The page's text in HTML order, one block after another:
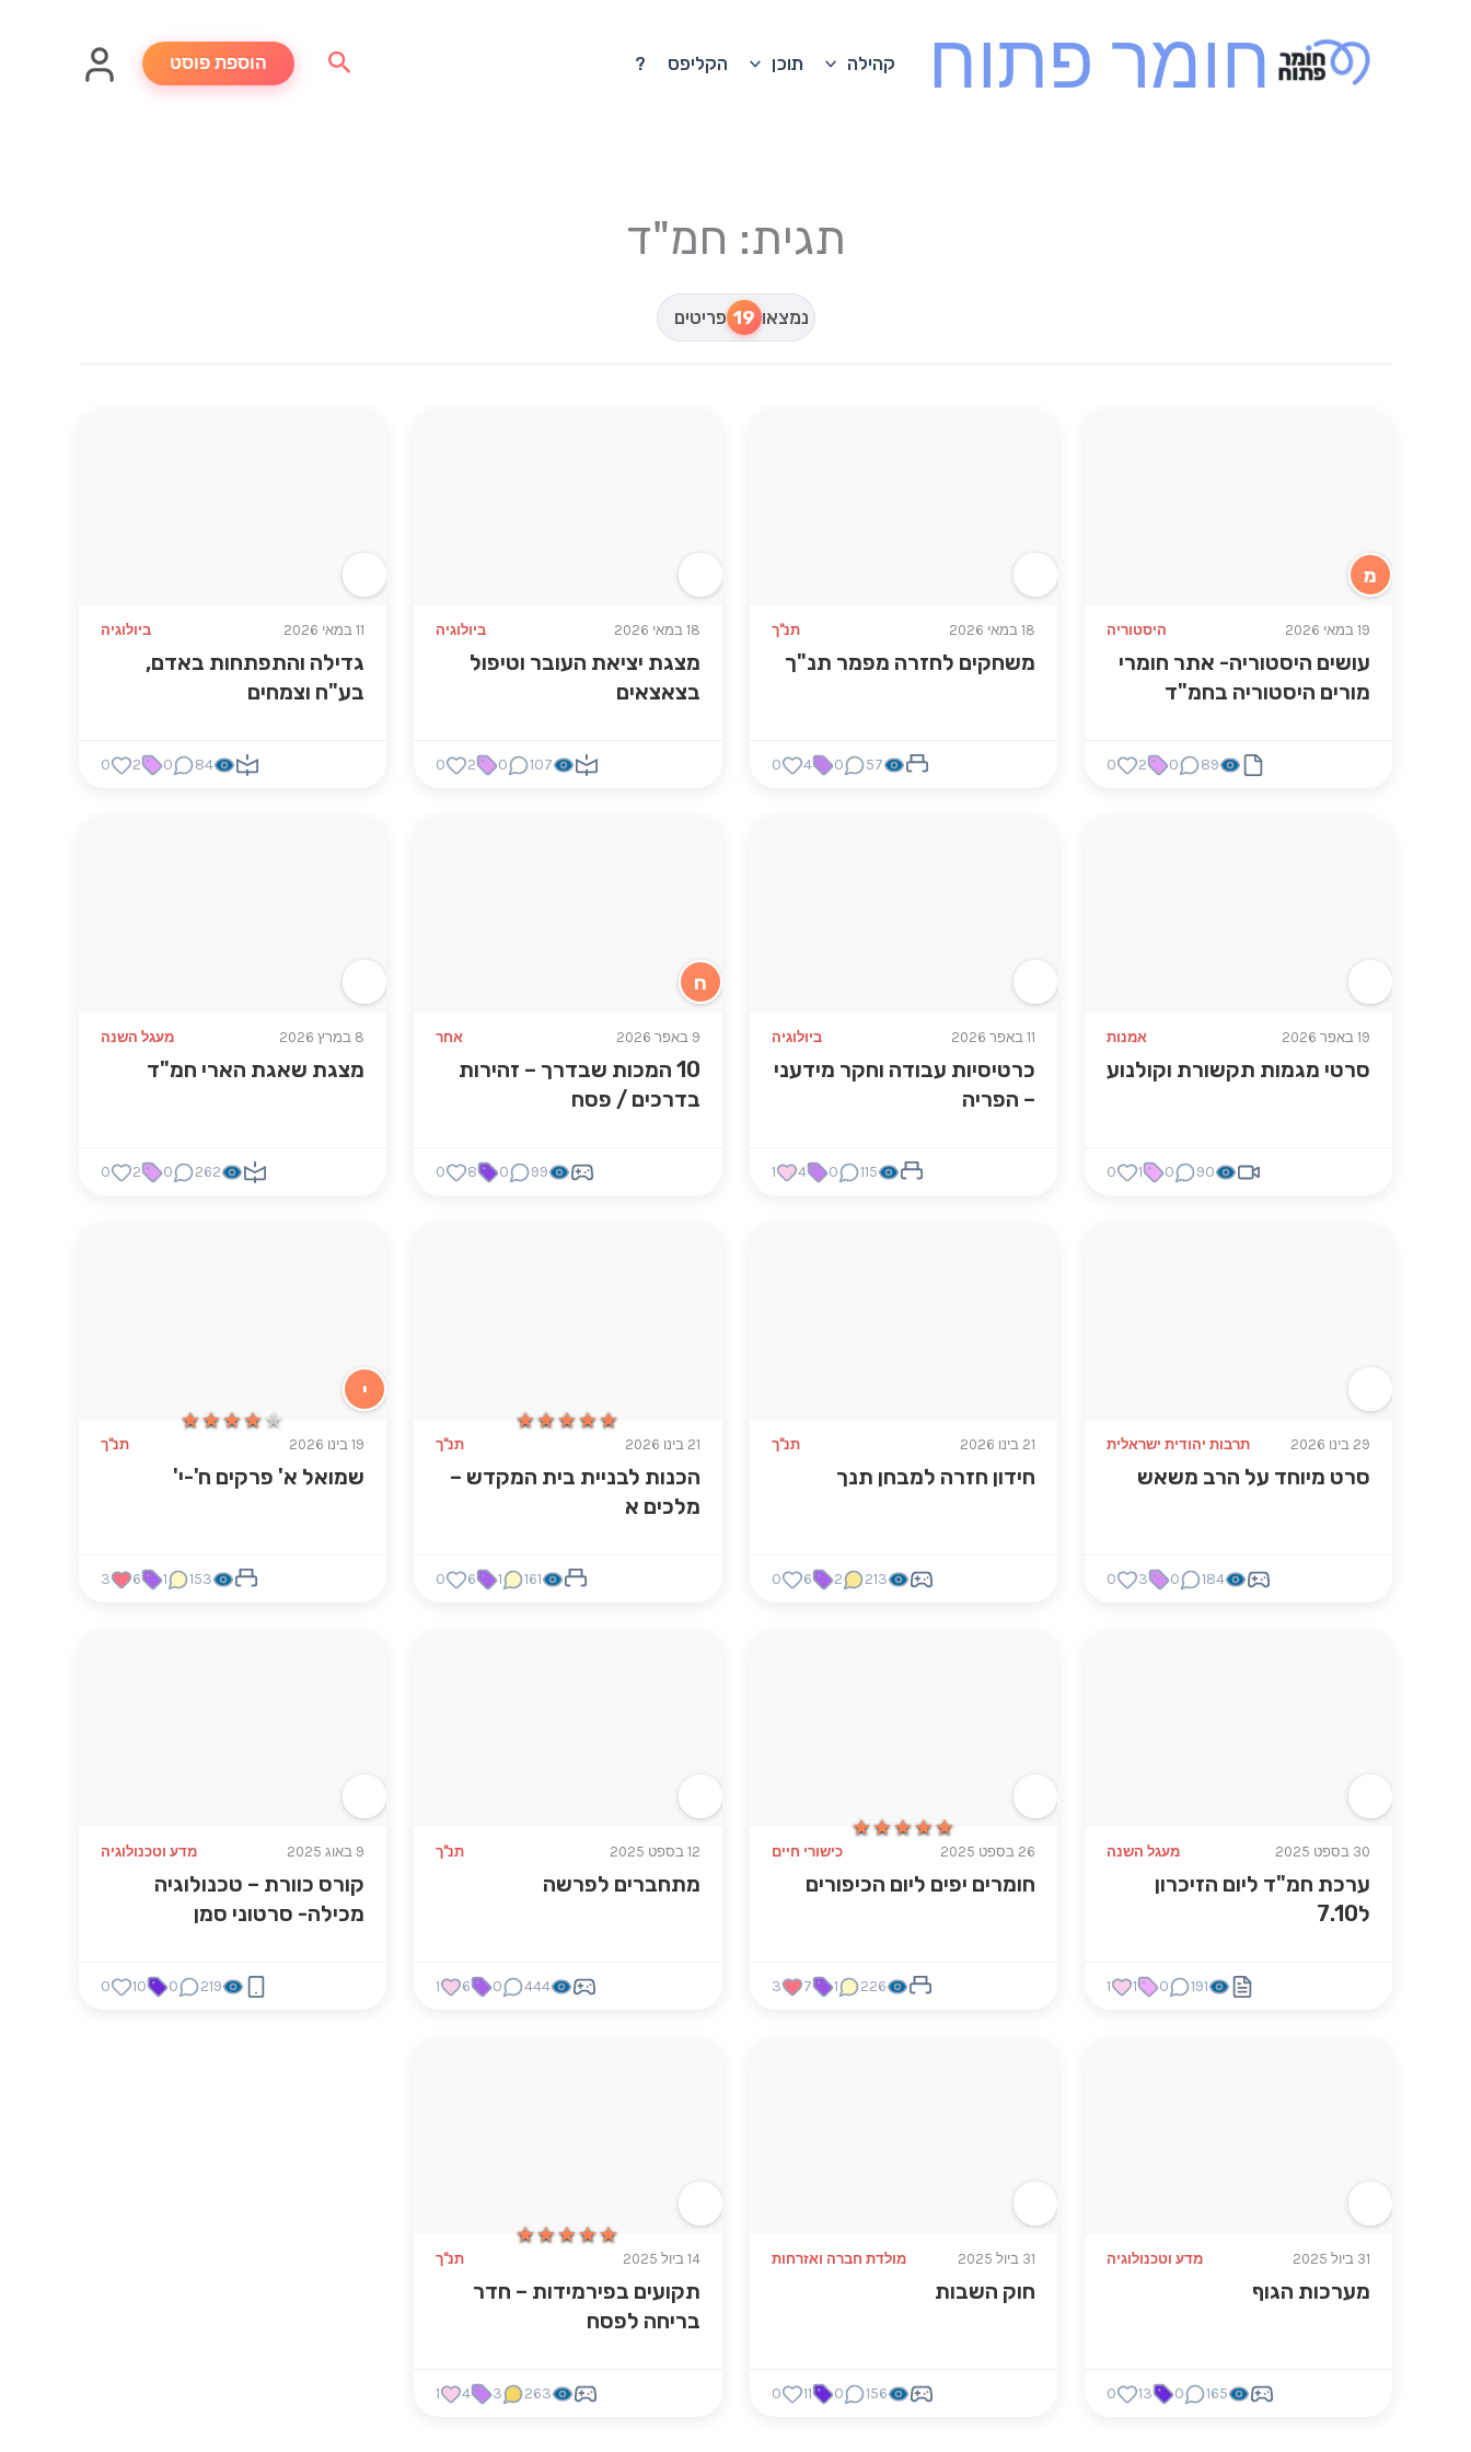
חומר פתוח קהילה תוכן הקליפס ? חיפוש הוספת פוסט
תגית: חמ"ד
נמצאו 19 פריטים
מ
19 במאי 2026 היסטוריה
עושים היסטוריה- אתר חומרי
מורים היסטוריה בחמ"ד
89
0
2
0
18 במאי 2026 תנ"ך
משחקים לחזרה מפמר תנ"ך
57
0
4
0
18 במאי 2026 ביולוגיה
מצגת יציאת העובר וטיפול
בצאצאים
107
0
2
0
11 במאי 2026 ביולוגיה
גדילה והתפתחות באדם,
בע"ח וצמחים
84
0
2
0
19 באפר 2026 אמנות
סרטי מגמות תקשורת וקולנוע
90
0
1
0
11 באפר 2026 ביולוגיה
כרטיסיות עבודה וחקר מידעני
– הפריה
115
0
4
1
ח
9 באפר 2026 אחר
10 המכות שבדרך – זהירות
בדרכים / פסח
99
0
8
0
8 במרץ 2026 מעגל השנה
מצגת שאגת הארי חמ"ד
262
0
2
0
29 בינו 2026 תרבות יהודית ישראלית
סרט מיוחד על הרב משאש
184
0
3
0
21 בינו 2026 תנ"ך
חידון חזרה למבחן תנך
213
2
6
0
★★★★★
★★★★★
21 בינו 2026 תנ"ך
הכנות לבניית בית המקדש –
מלכים א
161
1
6
0
★★★★★
★★★★★
י
19 בינו 2026 תנ"ך
שמואל א' פרקים ח'-י'
153
1
6
3
30 בספט 2025 מעגל השנה
ערכת חמ"ד ליום הזיכרון
ל7.10
191
0
1
1
★★★★★
★★★★★
26 בספט 2025 כישורי חיים
חומרים יפים ליום הכיפורים
226
1
7
3
12 בספט 2025 תנ"ך
מתחברים לפרשה
444
0
6
1
9 באוג 2025 מדע וטכנולוגיה
קורס כוורת – טכנולוגיה
מכילה- סרטוני סמן
219
0
10
0
31 ביול 2025 מדע וטכנולוגיה
מערכות הגוף
165
0
13
0
31 ביול 2025 מולדת חברה ואזרחות
חוק השבות
156
0
11
0
★★★★★
★★★★★
14 ביול 2025 תנ"ך
תקועים בפירמידות – חדר
בריחה לפסח
263
3
4
1